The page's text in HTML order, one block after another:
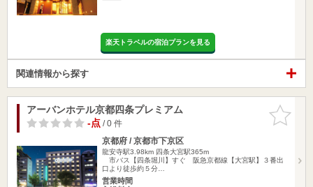
楽天トラベルの宿泊プランを見る
関連情報から探す
お気に入
りに追加
アーバンホテル京都四条プレミアム
-点/ 0 件
京都府 / 京都市下京区
龍安寺駅3.98km 四条大宮駅365m
市バス【四条堀川】すぐ 阪急京都線【大宮駅】３番出
口より徒歩約５分…
営業時間